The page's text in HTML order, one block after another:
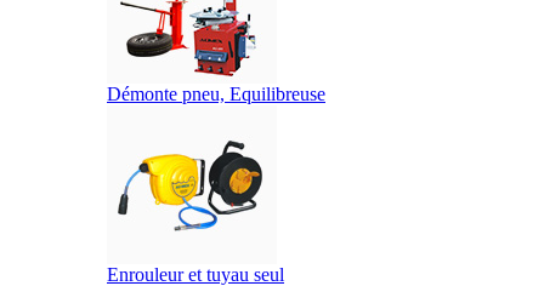
Démonte pneu, Equilibreuse
Enrouleur et tuyau seul